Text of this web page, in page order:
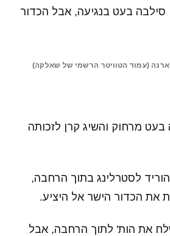
סילבה בעט בנגיעה, אבל הכדור
(עמוד הטוויטר הרשמי של שאלקה)
בעט מרחוק והשיג קרן לזכותה
הוריד לסטרלינג בתוך הרחבה,
את הכדור הישר אל היציע.
שלח את הות' לתוך הרחבה, אבל